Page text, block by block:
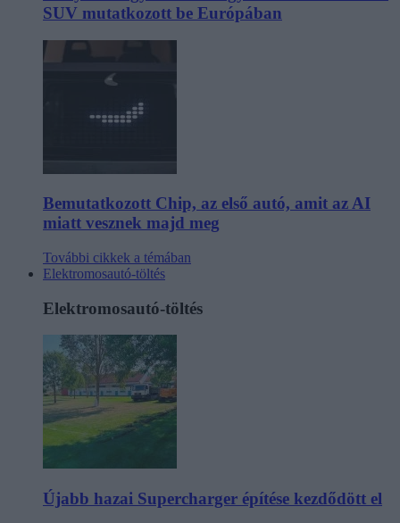
SUV mutatkozott be Európában
Bemutatkozott Chip, az első autó, amit az AI
miatt vesznek majd meg
További cikkek a témában
Elektromosautó-töltés
Elektromosautó-töltés
Újabb hazai Supercharger építése kezdődött el